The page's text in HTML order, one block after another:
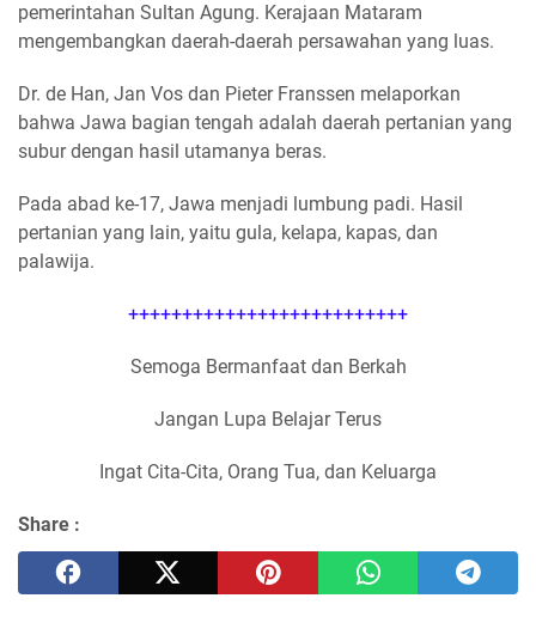
pemerintahan Sultan Agung. Kerajaan Mataram
mengembangkan daerah-daerah persawahan yang luas.
Dr. de Han, Jan Vos dan Pieter Franssen melaporkan
bahwa Jawa bagian tengah adalah daerah pertanian yang
subur dengan hasil utamanya beras.
Pada abad ke-17, Jawa menjadi lumbung padi. Hasil
pertanian yang lain, yaitu gula, kelapa, kapas, dan
palawija.
++++++++++++++++++++++++++
Semoga Bermanfaat dan Berkah
Jangan Lupa Belajar Terus
Ingat Cita-Cita, Orang Tua, dan Keluarga
Share :